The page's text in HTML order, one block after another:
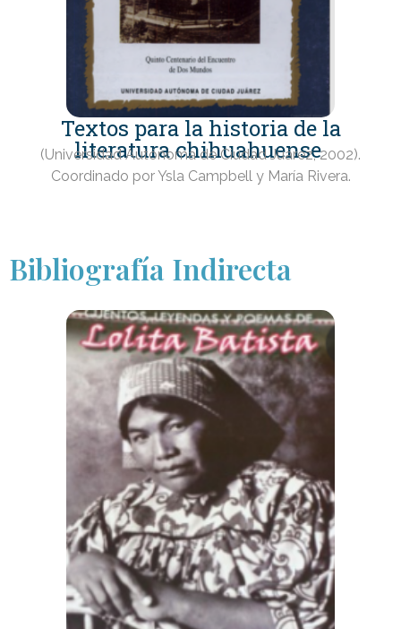
Textos para la historia de la
literatura chihuahuense
(Universidad Autónoma de Ciudad Juárez, 2002).
Coordinado por Ysla Campbell y María Rivera.
Bibliografía Indirecta